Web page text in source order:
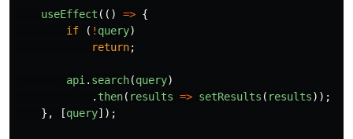
useEffect (() => {
if
( ! query)
return;
api . search(query)
. then( results => setResults ( results));
},
[query]);